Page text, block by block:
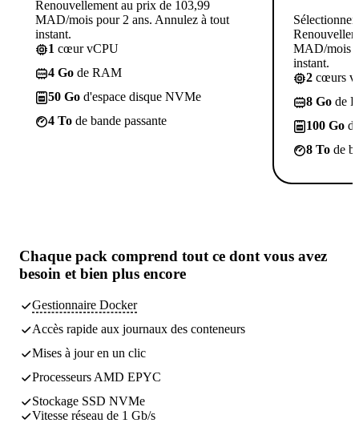
Renouvellement au prix de 103,99
MAD/mois pour 2 ans. Annulez à tout
instant.
1 cœur vCPU
4 Go de RAM
50 Go d'espace disque NVMe
4 To de bande passante
Sélectionner
MAD/mois
instant.
2 cœurs
8 Go de
100 Go
8 To de
Chaque pack comprend tout ce dont vous avez
besoin et bien plus encore
Gestionnaire Docker
Accès rapide aux journaux des conteneurs
Mises à jour en un clic
Processeurs AMD EPYC
Stockage SSD NVMe
Vitesse réseau de 1 Gb/s